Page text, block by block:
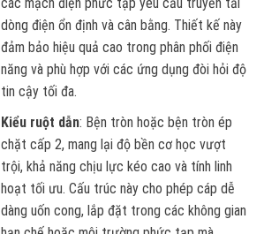
dòng điện ổn định và cân bằng. Thiết kế này
đảm bảo hiệu quả cao trong phân phối điện
năng và phù hợp với các ứng dụng đòi hỏi độ
tin cậy tối đa.
Kiểu ruột dẫn: Bện tròn hoặc bện tròn ép
chặt cấp 2, mang lại độ bền cơ học vượt
trội, khả năng chịu lực kéo cao và tính linh
hoạt tối ưu. Cấu trúc này cho phép cáp dễ
dàng uốn cong, lắp đặt trong các không gian